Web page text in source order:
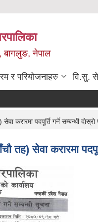
बागलुङ, नेपाल
र परियोजनाहरु वि.सु.
करारमा पदपूर्ति गर्ने सम्बन्धी
तह) सेवा करारमा